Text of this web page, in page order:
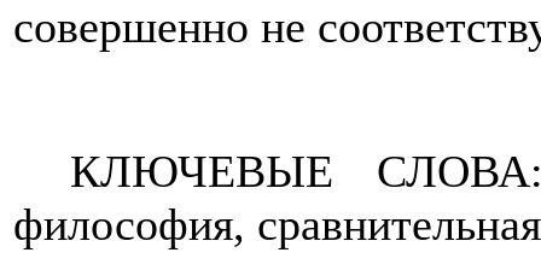
совершенно не
КЛЮЧЕВЫЕ СЛОВА:
философия,